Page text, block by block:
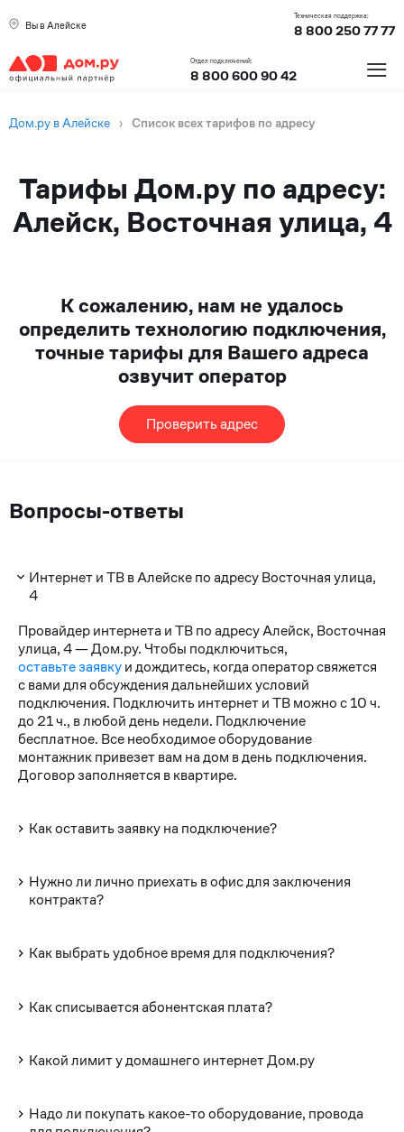
Вы в Алейске
Техническая поддержка:
8 800 250 77 77
Отдел подключений:
8 800 600 90 42 ≡
Дом.ру в Алейске › Список всех тарифов по адресу
Тарифы Дом.ру по адресу:
Алейск, Восточная улица, 4
К сожалению, нам не удалось
определить технологию подключения,
точные тарифы для Вашего адреса
озвучит оператор
Проверить адрес
Вопросы-ответы
Интернет и ТВ в Алейске по адресу Восточная улица,
4
Провайдер интернета и ТВ по адресу Алейск, Восточная
улица, 4 — Дом.ру. Чтобы подключиться,
оставьте заявкуи дождитесь, когда оператор свяжется
с вами для обсуждения дальнейших условий
подключения. Подключить интернет и ТВ можно с 10 ч.
до 21 ч., в любой день недели. Подключение
бесплатное. Все необходимое оборудование
монтажник привезет вам на дом в день подключения.
Договор заполняется в квартире.
Как оставить заявку на подключение?
Нужно ли лично приехать в офис для заключения
контракта?
Как выбрать удобное время для подключения?
Как списывается абонентская плата?
Какой лимит у домашнего интернет Дом.ру
Надо ли покупать какое-то оборудование, провода